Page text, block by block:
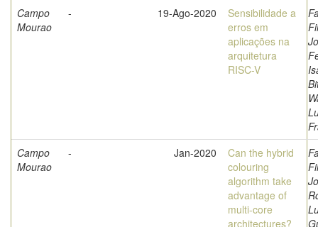
Campo
Mourao
- 19-Ago-2020
Sensibilidade a
erros em
aplicações na
arquitetura
RISC-V
Campo
Mourao
- Jan-2020
Can the hybrid
colouring
algorithm take
advantage of
multi-core
architectures?